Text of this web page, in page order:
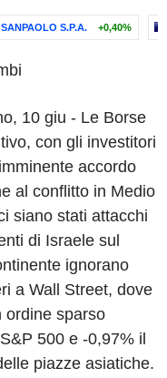
S.P.A. +0,40%
10 giu - Le Borse
con gli investitori
accordo
al conflitto in Medio
siano stati attacchi
di Israele sul
ignorano
a Wall Street, dove
ordine sparso
500 e -0,97% il
piazze asiatiche.